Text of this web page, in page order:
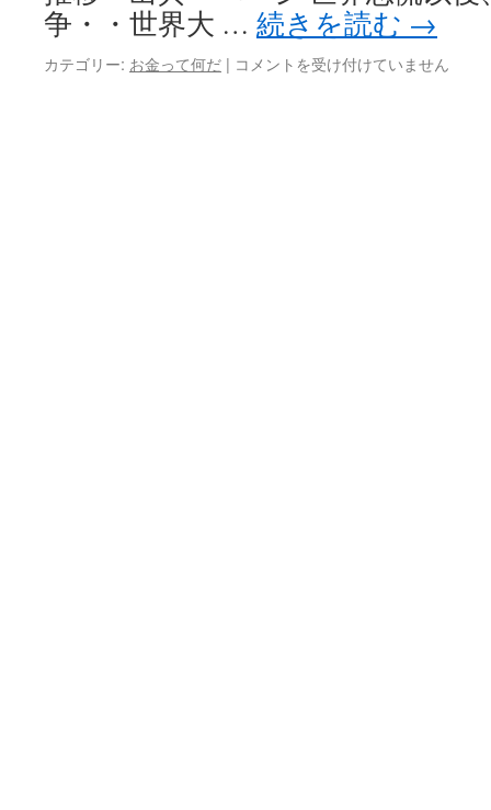
争・・世界大 … 続きを読む →
カテゴリー: お金って何だ | お
コメントを受け付けていません